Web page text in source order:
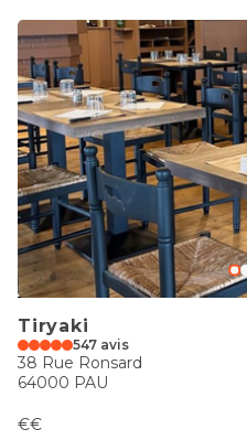
Tiryaki
547 avis
38 Rue Ronsard
64000 PAU
€€